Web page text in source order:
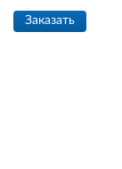
Заказать